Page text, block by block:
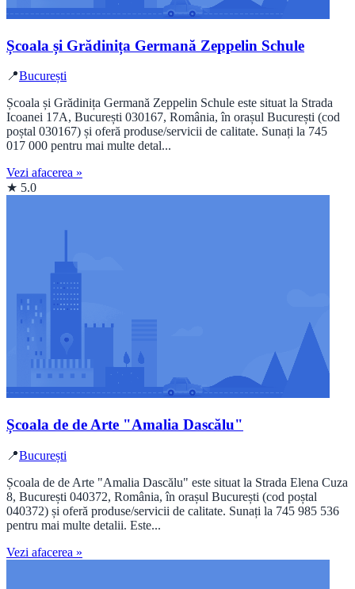
Școala și Grădinița Germană Zeppelin Schule
📍București
Școala și Grădinița Germană Zeppelin Schule este situat la Strada
Icoanei 17A, București 030167, România, în orașul București (cod
poștal 030167) și oferă produse/servicii de calitate. Sunați la 745
017 000 pentru mai multe detal...
Vezi afacerea »
★ 5.0
Școala de de Arte "Amalia Dascălu"
📍București
Școala de de Arte "Amalia Dascălu" este situat la Strada Elena Cuza
8, București 040372, România, în orașul București (cod poștal
040372) și oferă produse/servicii de calitate. Sunați la 745 985 536
pentru mai multe detalii. Este...
Vezi afacerea »